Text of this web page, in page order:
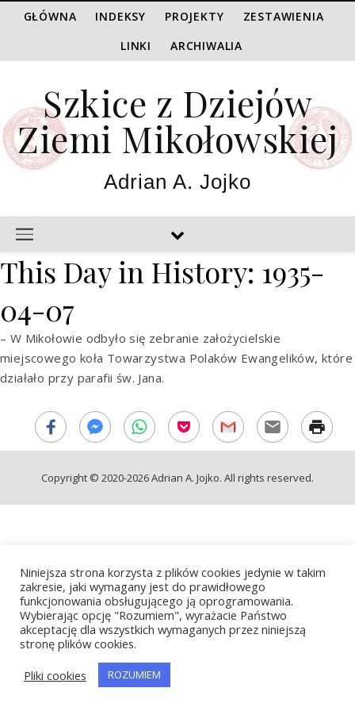
GŁÓWNA INDEKSY PROJEKTY
ZESTAWIENIA
LINKI
ARCHIWALIA
Szkice z Dziejów
Ziemi Mikołowskiej
Adrian A. Jojko
This Day in History: 1935-
04-07
– W Mikołowie odbyło się zebranie założycielskie
miejscowego koła Towarzystwa Polaków Ewangelików, które
działało przy parafii św. Jana.
Copyright © 2020-2026 Adrian A. Jojko. All rights reserved.
Niniejsza strona korzysta z plików cookies jedynie w takim
zakresie, jaki wymagany jest do prawidłowego
funkcjonowania obsługującego ją oprogramowania.
Wybierając opcję "Rozumiem", wyrażacie Państwo
akceptację dla wszystkich wymaganych przez niniejszą
stronę plików cookies.
Pliki cookies
ROZUMIEM